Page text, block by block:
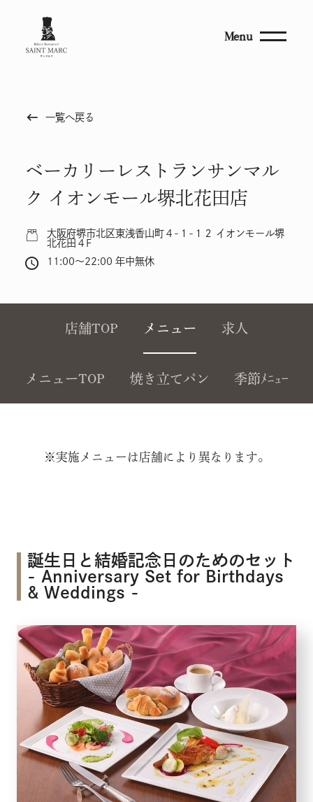
Menu
keyboard_backspace 一覧へ戻る
ベーカリーレストランサンマル
ク イオンモール堺北花田店
大阪府堺市北区東浅香山町４-１-１２ イオンモール堺
北花田４F
11:00～22:00 年中無休
店舗TOP メニュー 求人
メニューTOP 焼き立てパン 季節ﾒﾆｭｰ
※実施メニューは店舗により異なります。
誕生日と結婚記念日のためのセット
- Anniversary Set for Birthdays
& Weddings -